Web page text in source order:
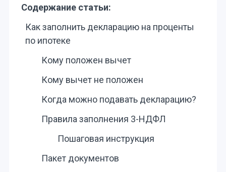
Содержание статьи:
Как заполнить декларацию на проценты
по ипотеке
Кому положен вычет
Кому вычет не положен
Когда можно подавать декларацию?
Правила заполнения 3-НДФЛ
Пошаговая инструкция
Пакет документов